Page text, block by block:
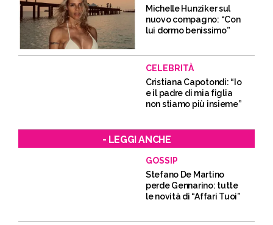
Michelle Hunziker sul
nuovo compagno: “Con
lui dormo benissimo”
CELEBRITÀ
Cristiana Capotondi: “Io
e il padre di mia figlia
non stiamo più insieme”
- LEGGI ANCHE
GOSSIP
Stefano De Martino
perde Gennarino: tutte
le novità di “Affari Tuoi”